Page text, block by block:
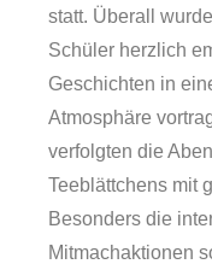
statt. Überall
Schüler herzlich
Geschichten in
Atmosphäre
verfolgten die
Teeblättchens mit
Besonders die
Mitmachaktionen